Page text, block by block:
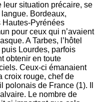
leur situation précaire, se
Bordeaux,
Hautes-Pyrénées
pour ceux qui n’avaient
A Tarbes, l’hôtel
Lourdes, parfois
obtenir en toute
Ceux-ci émanaient
croix rouge, chef de
de France (1). Il
Le nombre de